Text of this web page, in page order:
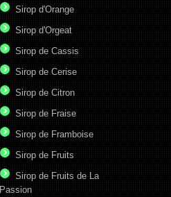
Sirop d'Orange
Sirop d'Orgeat
Sirop de Cassis
Sirop de Cerise
Sirop de Citron
Sirop de Fraise
Sirop de Framboise
Sirop de Fruits
Sirop de Fruits de La
Passion